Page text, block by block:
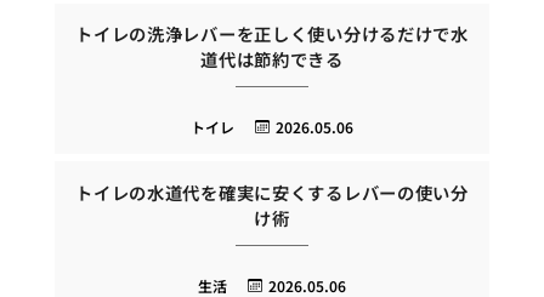
トイレの洗浄レバーを正しく使い分けるだけで水
道代は節約できる
2026.05.06
トイレ
トイレの水道代を確実に安くするレバーの使い分
け術
2026.05.06
生活